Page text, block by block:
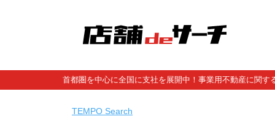
首都圏を中心に全国に支社を展開中！事業用不動産に関
TEMPO Search